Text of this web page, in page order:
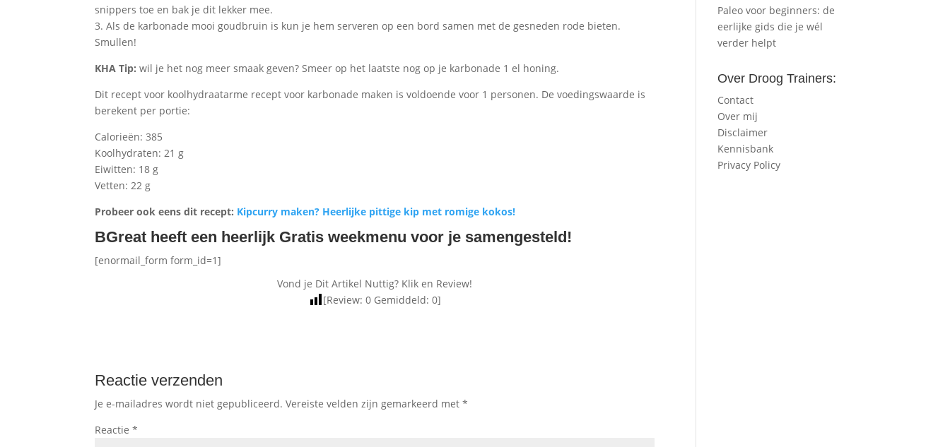
snippers toe en bak je dit lekker mee.
3. Als de karbonade mooi goudbruin is kun je hem serveren op een bord samen met de gesneden rode bieten.
Smullen!
KHA Tip: wil je het nog meer smaak geven? Smeer op het laatste nog op je karbonade 1 el honing.
Dit recept voor koolhydraatarme recept voor karbonade maken is voldoende voor 1 personen. De voedingswaarde is
berekent per portie:
Calorieën: 385
Koolhydraten: 21 g
Eiwitten: 18 g
Vetten: 22 g
Probeer ook eens dit recept: Kipcurry maken? Heerlijke pittige kip met romige kokos!
BGreat heeft een heerlijk Gratis weekmenu voor je samengesteld!
[enormail_form form_id=1]
Vond je Dit Artikel Nuttig? Klik en Review!
[Review: 0Gemiddeld: 0]
Reactie verzenden
Je e-mailadres wordt niet gepubliceerd. Vereiste velden zijn gemarkeerd met*
Reactie*
Paleo voor beginners: de
eerlijke gids die je wél
verder helpt
Over Droog Trainers:
Contact
Over mij
Disclaimer
Kennisbank
Privacy Policy